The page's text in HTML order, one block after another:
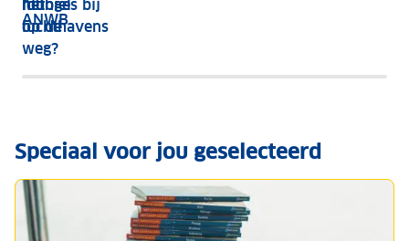
lounges bij
luchthavens
mobiel
het
op de
weg?
ANWB
Speciaal voor jou geselecteerd